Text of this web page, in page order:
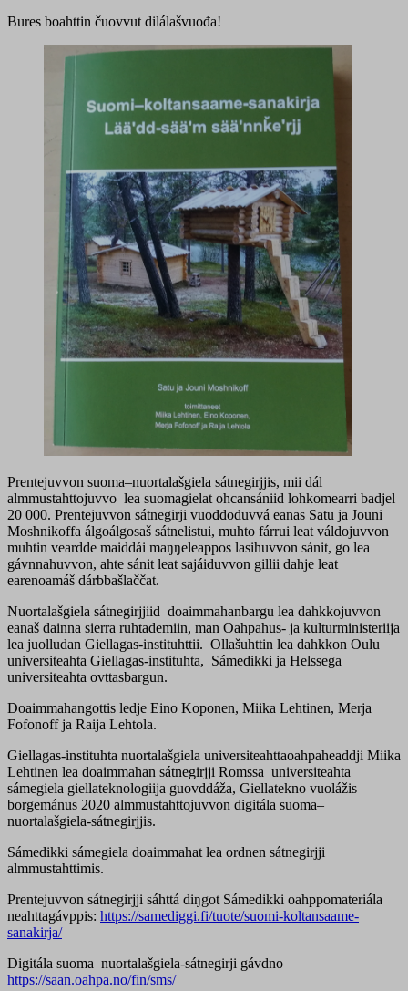
Bures boahttin čuovvut dilálašvuođa!
Prentejuvvon suoma–nuortalašgiela sátnegirjjis, mii dál
almmustahttojuvvo lea suomagielat ohcansániid lohkomearri badjel
20 000. Prentejuvvon sátnegirji vuođđoduvvá eanas Satu ja Jouni
Moshnikoffa álgoálgosaš sátnelistui, muhto fárrui leat váldojuvvon
muhtin veardde maiddái maŋŋeleappos lasihuvvon sánit, go lea
gávnnahuvvon, ahte sánit leat sajáiduvvon gillii dahje leat
earenoamáš dárbbašlaččat.
Nuortalašgiela sátnegirjjiid doaimmahanbargu lea dahkkojuvvon
eanaš dainna sierra ruhtademiin, man Oahpahus- ja kulturministeriija
lea juolludan Giellagas-instituhttii. Ollašuhttin lea dahkkon Oulu
universiteahta Giellagas-instituhta, Sámedikki ja Helssega
universiteahta ovttasbargun.
Doaimmahangottis ledje Eino Koponen, Miika Lehtinen, Merja
Fofonoff ja Raija Lehtola.
Giellagas-instituhta nuortalašgiela universiteahttaoahpaheaddji Miika
Lehtinen lea doaimmahan sátnegirjji Romssa universiteahta
sámegiela giellateknologiija guovddáža, Giellatekno vuolážis
borgemánus 2020 almmustahttojuvvon digitála suoma–
nuortalašgiela-sátnegirjjis.
Sámedikki sámegiela doaimmahat lea ordnen sátnegirjji
almmustahttimis.
Prentejuvvon sátnegirjji sáhttá diŋgot Sámedikki oahppomateriála
neahttagávppis: https://samediggi.fi/tuote/suomi-koltansaame-
sanakirja/
Digitála suoma–nuortalašgiela-sátnegirji gávdno
https://saan.oahpa.no/fin/sms/